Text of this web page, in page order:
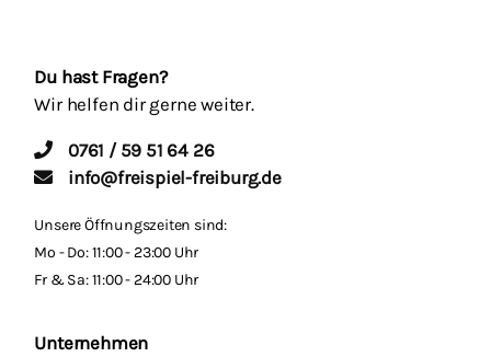
Du hast Fragen?
Wir helfen dir gerne weiter.
0761 / 59 51 64 26
info@freispiel-freiburg.de
Unsere Öffnungszeiten sind:
Mo - Do: 11:00 - 23:00 Uhr
Fr & Sa: 11:00 - 24:00 Uhr
Unternehmen